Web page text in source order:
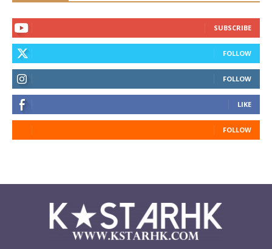
SUBSCRIBE
FOLLOW
FOLLOW
LIKE
FOLLOW